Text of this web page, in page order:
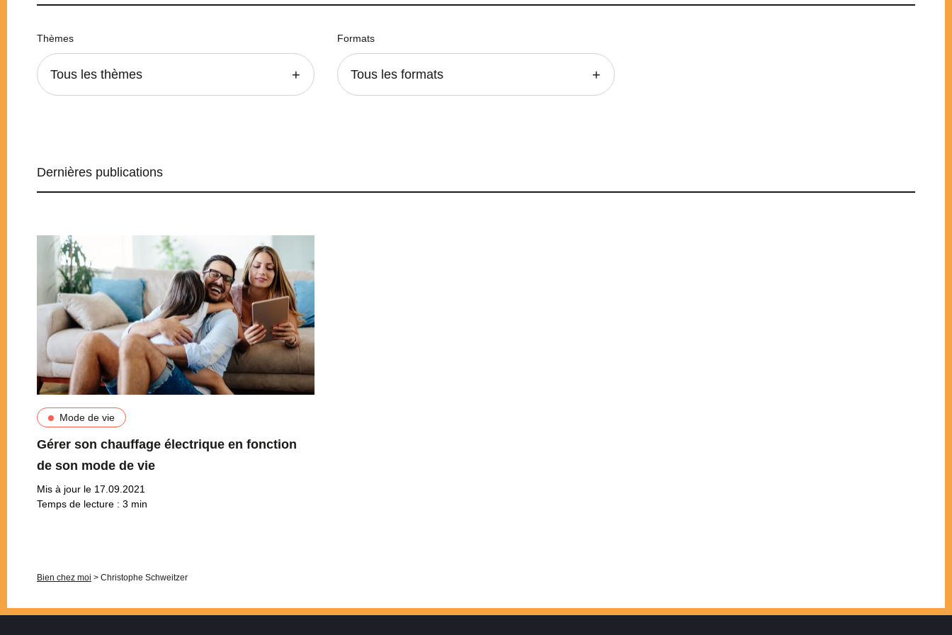
Thèmes
Tous les thèmes
Formats
Tous les formats
Dernières publications
Mode de vie
Gérer son chauffage électrique en fonction
de son mode de vie
Mis à jour le 17.09.2021
Temps de lecture : 3 min
Bien chez moi > Christophe Schweitzer